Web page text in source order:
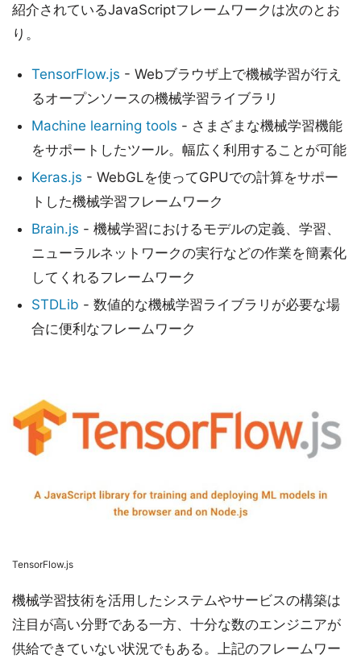
紹介されているJavaScriptフレームワークは次のとお
り。
TensorFlow.js - Webブラウザ上で機械学習が行え
るオープンソースの機械学習ライブラリ
Machine learning tools - さまざまな機械学習機能
をサポートしたツール。幅広く利用することが可能
Keras.js - WebGLを使ってGPUでの計算をサポー
トした機械学習フレームワーク
Brain.js - 機械学習におけるモデルの定義、学習、
ニューラルネットワークの実行などの作業を簡素化
してくれるフレームワーク
STDLib - 数値的な機械学習ライブラリが必要な場
合に便利なフレームワーク
TensorFlow.js
機械学習技術を活用したシステムやサービスの構築は
注目が高い分野である一方、十分な数のエンジニアが
供給できていない状況でもある。上記のフレームワー